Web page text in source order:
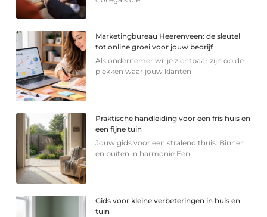
Marketingbureau Heerenveen: de sleutel
tot online groei voor jouw bedrijf
Als ondernemer wil je zichtbaar zijn op de
plekken waar jouw klanten
Praktische handleiding voor een fris huis en
een fijne tuin
Jouw gids voor een stralend thuis: Binnen
en buiten in harmonie Een
Gids voor kleine verbeteringen in huis en
tuin